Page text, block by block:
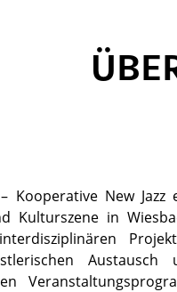
Kooperative New
Kulturszene in